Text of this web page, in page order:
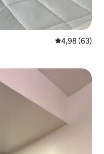
Средна
4,98 (63)